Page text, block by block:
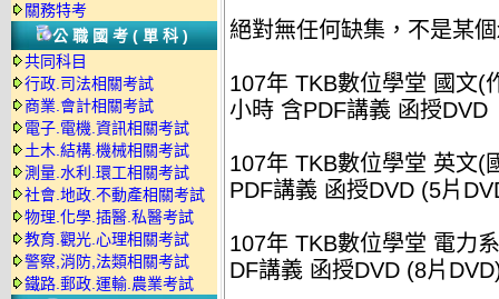
關務特考
公職國考(單科)
共同科目
行政.司法相關考試
商業.會計相關考試
電子.電機.資訊相關考試
土木.結構.機械相關考試
測量.水利.環工相關考試
社會.地政.不動產相關考試
物理.化學.插醫.私醫考試
教育.觀光.心理相關考試
警察,消防,法類相關考試
鐵路.郵政.運輸.農業考試
絕對無任何缺集，不是某
107年 TKB數位學堂 國文(
小時 含PDF講義 函授DVD
107年 TKB數位學堂 英文(
PDF講義 函授DVD (5片
107年 TKB數位學堂 電力
DF講義 函授DVD (8片